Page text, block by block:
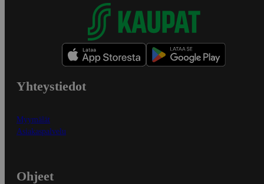
Yhteystiedot
Myymälät
Asiakaspalvelu
Ohjeet